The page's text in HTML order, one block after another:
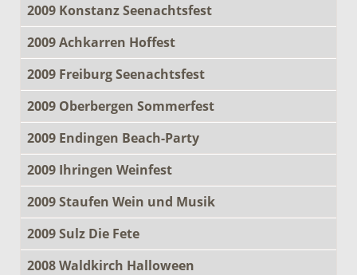
2009 Konstanz Seenachtsfest
2009 Achkarren Hoffest
2009 Freiburg Seenachtsfest
2009 Oberbergen Sommerfest
2009 Endingen Beach-Party
2009 Ihringen Weinfest
2009 Staufen Wein und Musik
2009 Sulz Die Fete
2008 Waldkirch Halloween